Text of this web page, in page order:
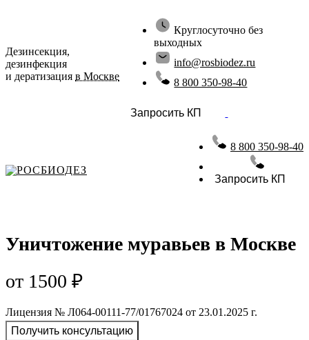
Дезинсекция,
дезинфекция
и дератизация в Москве
Круглосуточно без
выходных
info@rosbiodez.ru
8 800 350-98-40
Запросить КП
РОСБИОДЕЗ
8 800 350-98-40
Запросить КП
Уничтожение муравьев в Москве
от 1500 ₽
Лицензия № Л064-00111-77/01767024 от 23.01.2025 г.
Получить консультацию